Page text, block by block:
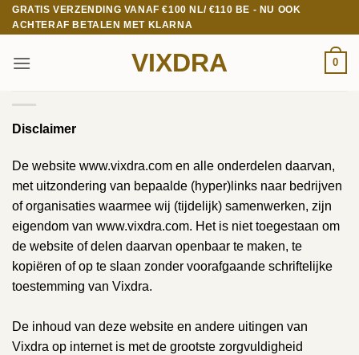
Ga
naar
GRATIS VERZENDING VANAF €100 NL/ €110 BE - NU OOK
ACHTERAF BETALEN MET KLARNA
VIXDRA 0
Disclaimer
De website www.vixdra.com en alle onderdelen daarvan,
met uitzondering van bepaalde (hyper)links naar bedrijven
of organisaties waarmee wij (tijdelijk) samenwerken, zijn
eigendom van www.vixdra.com. Het is niet toegestaan om
de website of delen daarvan openbaar te maken, te
kopiëren of op te slaan zonder voorafgaande schriftelijke
toestemming van Vixdra.
De inhoud van deze website en andere uitingen van
Vixdra op internet is met de grootste zorgvuldigheid